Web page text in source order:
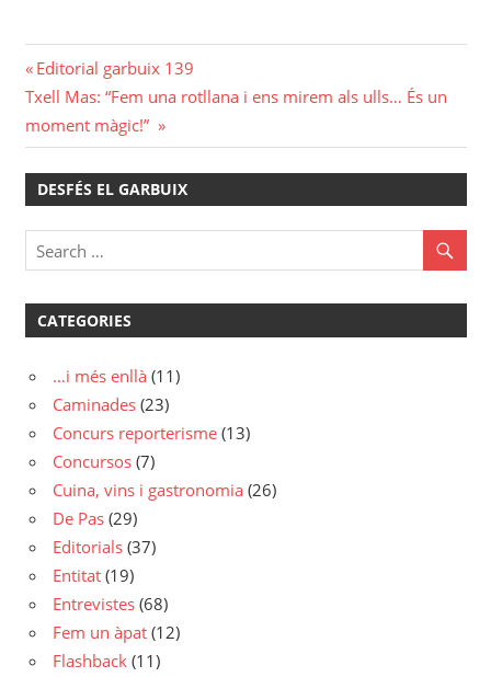
Navegació
d'entrades
Previous
Post:
Editorial garbuix 139
Next
Post:
Txell Mas: “Fem una rotllana i ens mirem als ulls… És un
moment màgic!”
DESFÉS EL GARBUIX
CATEGORIES
…i més enllà (11)
Caminades (23)
Concurs reporterisme (13)
Concursos (7)
Cuina, vins i gastronomia (26)
De Pas (29)
Editorials (37)
Entitat (19)
Entrevistes (68)
Fem un àpat (12)
Flashback (11)